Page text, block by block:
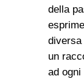
della
diversa
un
ad ogni